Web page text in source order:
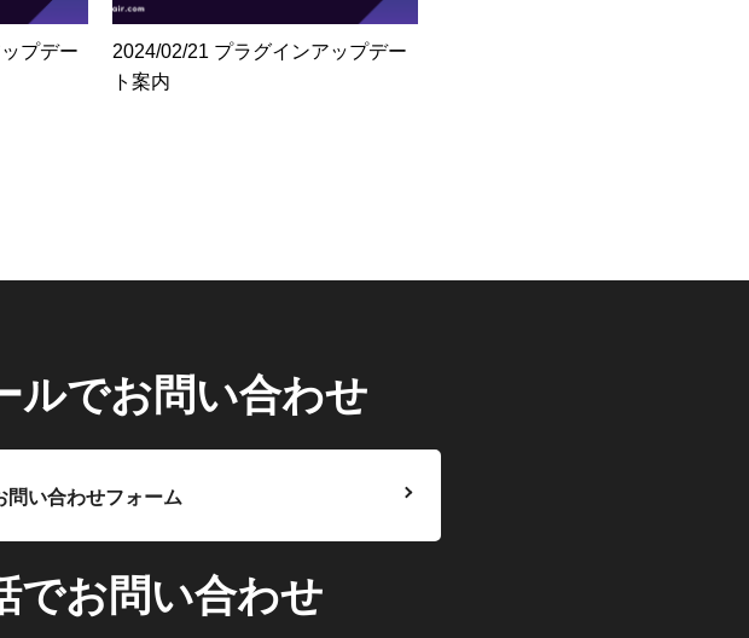
プデー
2024/02/21 プラグインアップデー
ト案内
ルでお問い合わせ
問い合わせフォーム
でお問い合わせ